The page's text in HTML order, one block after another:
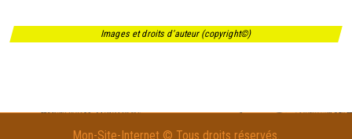
Images et droits d'auteur (copyright©)
Mon-Site-Internet © Tous droits réservés.